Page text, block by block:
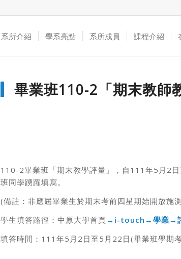
系所介紹 學系亮點 系所成員 課程介紹
畢業班110-2「期末教師
110-2畢業班「期末教學評量」，自111年5月2
班同學踴躍填寫。
(備註：非應屆畢業生於期末考前四星期始開放施
學生填答路徑：中原大學首頁 → i-touch →學業→
填答時間：111年5月2日至5月22日(畢業班學期